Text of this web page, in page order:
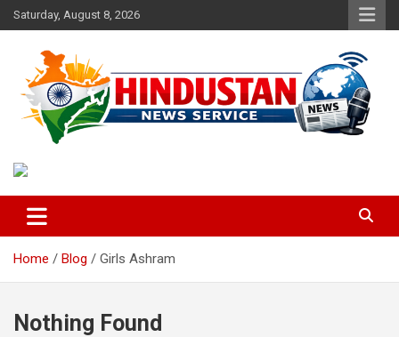
Skip
to
Saturday, August 8, 2026
Hindustan News Service
Home Blog Girls Ashram
Nothing Found